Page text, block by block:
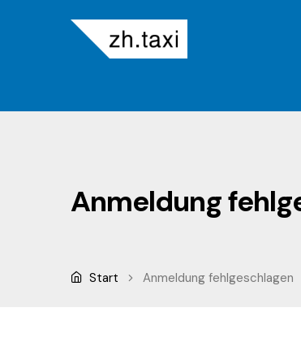
Anmeldung
Start Anmeldung fehlgeschlagen